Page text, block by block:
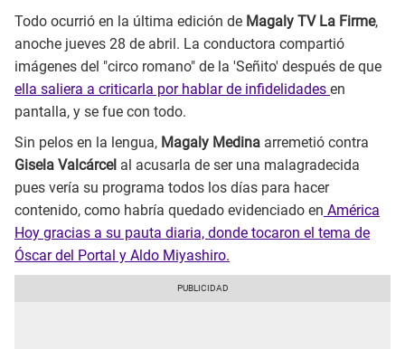
Todo ocurrió en la última edición de Magaly TV La Firme,
anoche jueves 28 de abril. La conductora compartió
imágenes del "circo romano" de la 'Señito' después de que
ella saliera a criticarla por hablar de infidelidades en
pantalla, y se fue con todo.
Sin pelos en la lengua, Magaly Medina arremetió contra
Gisela Valcárcel al acusarla de ser una malagradecida
pues vería su programa todos los días para hacer
contenido, como habría quedado evidenciado en América
Hoy gracias a su pauta diaria, donde tocaron el tema de
Óscar del Portal y Aldo Miyashiro.